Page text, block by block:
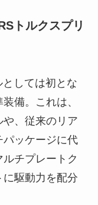
トルクスプリ
しては初とな
備。これは、
や、従来のリア
パッケージに代
チプレートク
駆動力を配分